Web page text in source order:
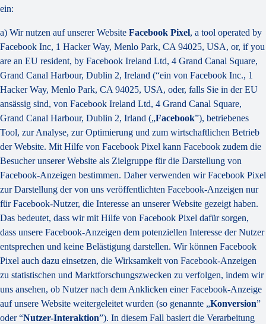
ein:
a) Wir nutzen auf unserer Website Facebook Pixel, a tool operated by
Facebook Inc, 1 Hacker Way, Menlo Park, CA 94025, USA, or, if you
are an EU resident, by Facebook Ireland Ltd, 4 Grand Canal Square,
Grand Canal Harbour, Dublin 2, Ireland (“ein von Facebook Inc., 1
Hacker Way, Menlo Park, CA 94025, USA, oder, falls Sie in der EU
ansässig sind, von Facebook Ireland Ltd, 4 Grand Canal Square,
Grand Canal Harbour, Dublin 2, Irland („Facebook”), betriebenes
Tool, zur Analyse, zur Optimierung und zum wirtschaftlichen Betrieb
der Website. Mit Hilfe von Facebook Pixel kann Facebook zudem die
Besucher unserer Website als Zielgruppe für die Darstellung von
Facebook-Anzeigen bestimmen. Daher verwenden wir Facebook Pixel
zur Darstellung der von uns veröffentlichten Facebook-Anzeigen nur
für Facebook-Nutzer, die Interesse an unserer Website gezeigt haben.
Das bedeutet, dass wir mit Hilfe von Facebook Pixel dafür sorgen,
dass unsere Facebook-Anzeigen dem potenziellen Interesse der Nutzer
entsprechen und keine Belästigung darstellen. Wir können Facebook
Pixel auch dazu einsetzen, die Wirksamkeit von Facebook-Anzeigen
zu statistischen und Marktforschungszwecken zu verfolgen, indem wir
uns ansehen, ob Nutzer nach dem Anklicken einer Facebook-Anzeige
auf unsere Website weitergeleitet wurden (so genannte „Konversion”
oder “Nutzer-Interaktion”). In diesem Fall basiert die Verarbeitung